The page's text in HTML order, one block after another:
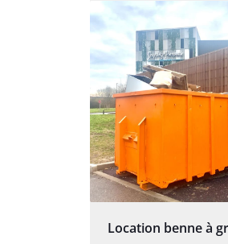
Location benne à